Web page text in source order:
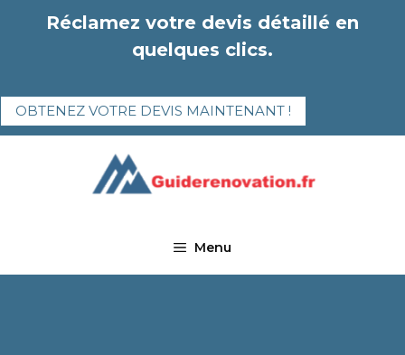
Réclamez votre devis détaillé en
quelques clics.
OBTENEZ VOTRE DEVIS MAINTENANT !
Menu